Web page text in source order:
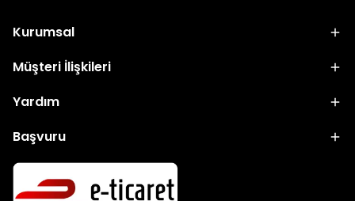
Kurumsal
Müşteri İlişkileri
Yardım
Başvuru